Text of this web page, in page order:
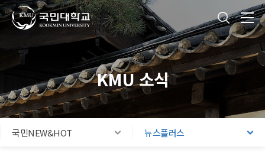
주메뉴 바로가기
본문내용 바로가기
푸터 바로가기
국민대학교
KMU 소식
국민NEW&HOT 뉴스플러스